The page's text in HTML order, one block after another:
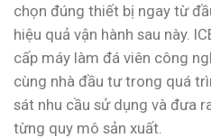
chọn đúng thiết bị ngay từ
hiệu quả vận hành sau này.
cấp máy làm đá viên công
cùng nhà đầu tư trong quá
sát nhu cầu sử dụng và đưa
từng quy mô sản xuất.